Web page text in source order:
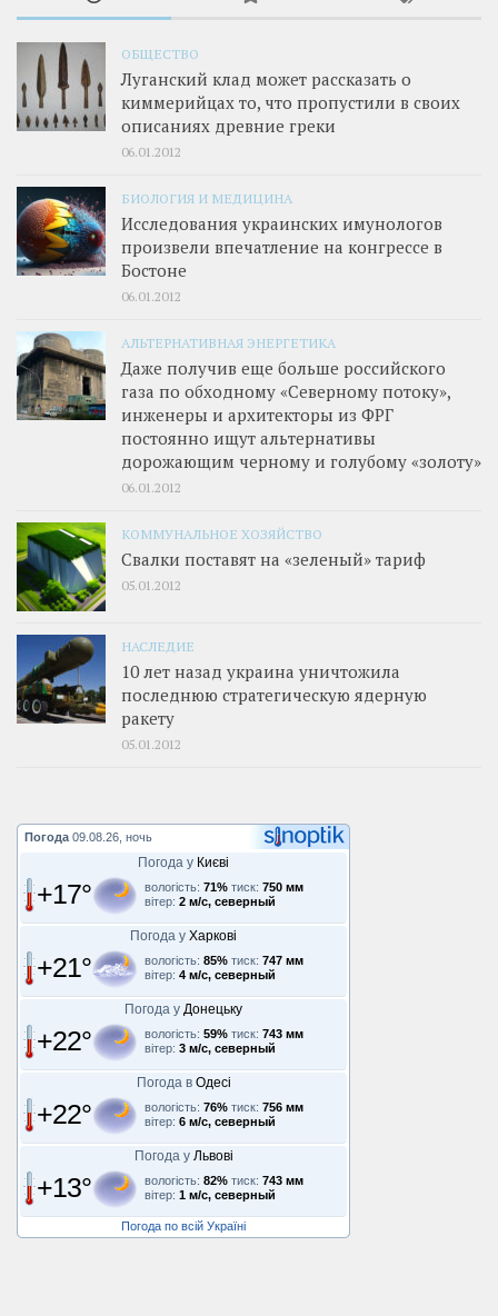
ОБЩЕСТВО
Луганский клад может рассказать о
киммерийцах то, что пропустили в своих
описаниях древние греки
06.01.2012
БИОЛОГИЯ И МЕДИЦИНА
Исследования украинских имунологов
произвели впечатление на конгрессе в
Бостоне
06.01.2012
АЛЬТЕРНАТИВНАЯ ЭНЕРГЕТИКА
Даже получив еще больше российского
газа по обходному «Северному потоку»,
инженеры и архитекторы из ФРГ
постоянно ищут альтернативы
дорожающим черному и голубому «золоту»
06.01.2012
КОММУНАЛЬНОЕ ХОЗЯЙСТВО
Свалки поставят на «зеленый» тариф
05.01.2012
НАСЛЕДИЕ
10 лет назад украина уничтожила
последнюю стратегическую ядерную
ракету
05.01.2012
Погода 09.08.26, ночь
Погода у Києві
+17° вологість: 71% тиск: 750 мм
вітер: 2 м/с, северный
Погода у Харкові
+21° вологість: 85% тиск: 747 мм
вітер: 4 м/с, северный
Погода у Донецьку
+22° вологість: 59% тиск: 743 мм
вітер: 3 м/с, северный
Погода в Одесі
+22° вологість: 76% тиск: 756 мм
вітер: 6 м/с, северный
Погода у Львові
+13° вологість: 82% тиск: 743 мм
вітер: 1 м/с, северный
Погода по всій Україні